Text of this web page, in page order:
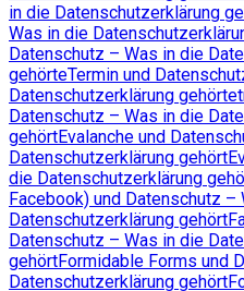
in die Datenschutzerklärung
Was in die
Datenschutz – Was in die
gehörteTermin und
Datenschutzerklärung gehört
Datenschutz – Was in die
gehörtEvalanche und
Datenschutzerklärung gehört
die Datenschutzerklärung
Facebook) und Datenschutz –
Datenschutzerklärung gehört
Datenschutz – Was in die
gehörtFormidable Forms und
Datenschutzerklärung gehört